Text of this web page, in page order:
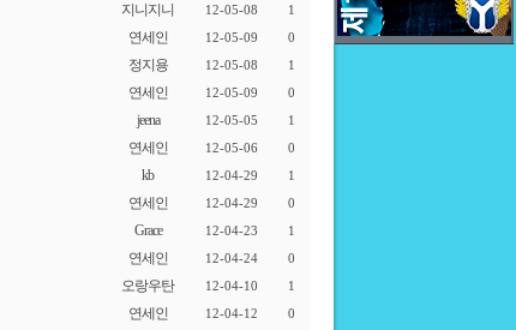
지니지니 12-05-08 1
연세인 12-05-09 0
정지용 12-05-08 1
연세인 12-05-09 0
jeena 12-05-05 1
연세인 12-05-06 0
kb 12-04-29 1
연세인 12-04-29 0
Grace 12-04-23 1
연세인 12-04-24 0
오랑우탄 12-04-10 1
연세인 12-04-12 0